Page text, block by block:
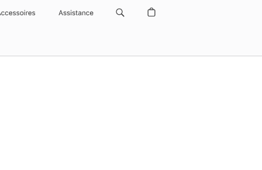
Assistance